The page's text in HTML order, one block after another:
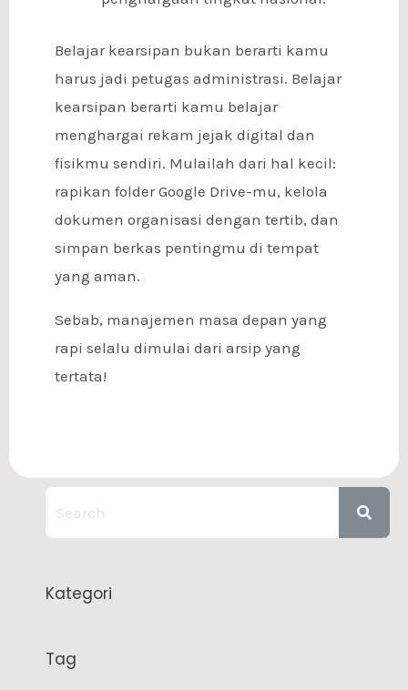
Belajar kearsipan bukan berarti kamu
harus jadi petugas administrasi. Belajar
kearsipan berarti kamu belajar
menghargai rekam jejak digital dan
fisikmu sendiri. Mulailah dari hal kecil:
rapikan folder Google Drive-mu, kelola
dokumen organisasi dengan tertib, dan
simpan berkas pentingmu di tempat
yang aman.
Sebab, manajemen masa depan yang
rapi selalu dimulai dari arsip yang
tertata!
Kategori
Tag